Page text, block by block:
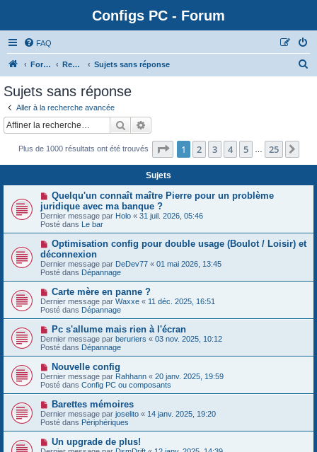
Configs PC - Forum
FAQ
Forum Rechercher Sujets sans réponse
Sujets sans réponse
Aller à la recherche avancée
Rechercher
Plus de 1000 résultats ont été trouvés Page 1sur25
1 2 3 4 5 25
Sujets
N
u
v
e
a
u
m
e
s
a
g
e
Quelqu'un connaît maître Pierre pour un problème
juridique avec ma banque ?
Dernier message par Holo « 31 juil. 2026, 05:46
Posté dans Le bar
N
o
u
v
e
a
u
m
e
s
s
a
g
e
Optimisation config pour double usage (Boulot / Loisir) et
déconnexion
Dernier message par DeDev77 « 01 mai 2026, 13:45
Posté dans Dépannage
N
o
u
v
e
a
u
m
e
s
a
g
e
Carte mère en panne ?
Dernier message par Waxxe « 11 déc. 2025, 16:51
Posté dans Dépannage
N
o
u
v
e
a
u
m
e
s
a
g
e
Pc s'allume mais rien à l'écran
Dernier message par beruriers « 03 nov. 2025, 10:12
Posté dans Dépannage
N
o
u
v
e
a
u
m
e
s
s
Nouvelle config
Dernier message par Rahhann « 20 janv. 2025, 19:59
Posté dans Config PC ou composants
N
o
u
v
e
a
Barettes mémoires
Dernier message par joselito « 14 janv. 2025, 19:20
Posté dans Périphériques
N
o
Un upgrade de plus!